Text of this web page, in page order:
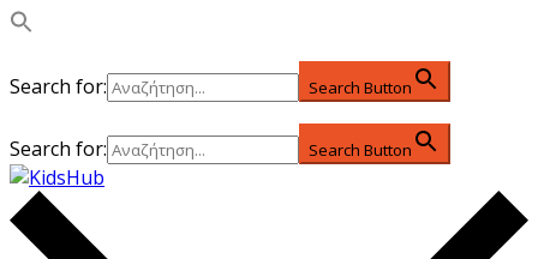
Search for: Search Button
Search for: Search Button